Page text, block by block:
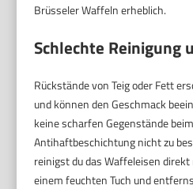
Brüsseler Waffeln erheblich.
Schlechte Reinigung
Rückstände von Teig oder Fett
und können den Geschmack
keine scharfen Gegenstände
Antihaftbeschichtung nicht zu
reinigst du das Waffeleisen
einem feuchten Tuch und